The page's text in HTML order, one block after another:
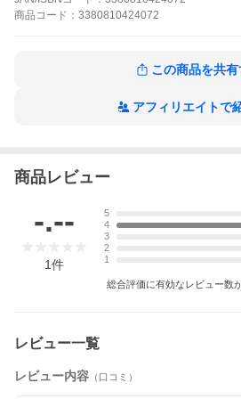
ございます 予めご了承願います。また
Seven Oceans Tradings株式会社 082-
商品情報
■ 商品名
UVプラス
■ 商品説明
止め。
商品 コード： 3380810424072
この商品を共有
アフィリエイトで
商品レビュー
-.--
1件
5
4
3
2
1
総合評価に有効なレビュー数
レビュー一覧
レビュー内容 （口コミ）